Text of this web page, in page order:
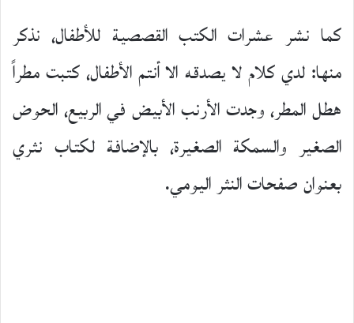
كما نشر عشرات الكتب القصصية للأطفال، نذكر
منها: لدي كلام لا يصدقه الا أنتم الأطفال، كتبت مطراً
هطل المطر، وجدت الأرنب الأبيض في الربيع، الحوض
الصغير والسمكة الصغيرة، بالإضافة لكتاب نثري
بعنوان صفحات النثر اليومي.